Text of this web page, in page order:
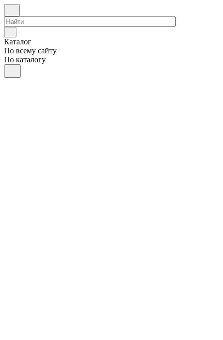
Каталог
По всему сайту
По каталогу